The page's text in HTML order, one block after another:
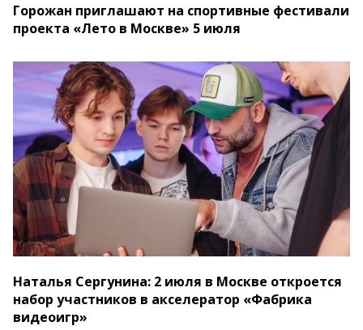
Горожан приглашают на спортивные фестивали
проекта «Лето в Москве» 5 июля
Наталья Сергунина: 2 июля в Москве откроется
набор участников в акселератор «Фабрика
видеоигр»